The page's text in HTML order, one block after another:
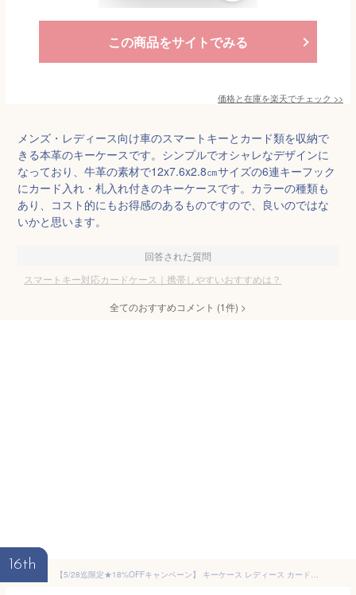
この商品をサイトでみる
価格と在庫を楽天でチェック >>
メンズ・レディース向け車のスマートキーとカード類を収納で
きる本革のキーケースです。シンプルでオシャレなデザインに
なっており、牛革の素材で12x7.6x2.8㎝サイズの6連キーフック
にカード入れ・札入れ付きのキーケースです。カラーの種類も
あり、コスト的にもお得感のあるものですので、良いのではな
いかと思います。
回答された質問
スマートキー対応カードケース｜携帯しやすいおすすめは？
全てのおすすめコメント (1件) >
16th
【5/28迄限定★18%OFFキャンペーン】 キーケース レディース カード入れ付き メンズ 本革 車 スマートキー ラウンド型 ファスナー型 6連フック型 キーリング型 カード収納型 カラビナ付き型 ミニポーチ型 薄型 立体型 長方形 6連 男性 女性